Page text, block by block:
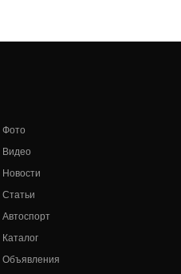
Фото
Видео
Новости
Статьи
Автоспорт
Каталог
Объявления